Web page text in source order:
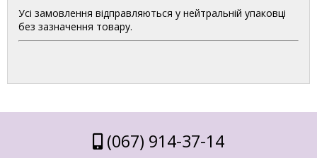
Усі замовлення відправляються у нейтральній упаковці
без зазначення товару.
(067) 914-37-14